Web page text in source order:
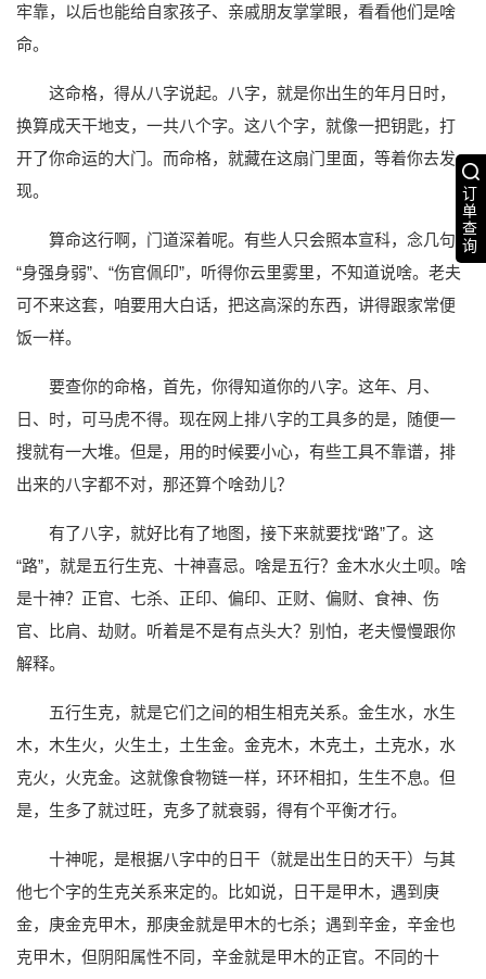
订
单
查
询
牢靠，以后也能给自家孩子、亲戚朋友掌掌眼，看看他们是啥
命。
这命格，得从八字说起。八字，就是你出生的年月日时，
换算成天干地支，一共八个字。这八个字，就像一把钥匙，打
开了你命运的大门。而命格，就藏在这扇门里面，等着你去发
现。
算命这行啊，门道深着呢。有些人只会照本宣科，念几句
“身强身弱”、“伤官佩印”，听得你云里雾里，不知道说啥。老夫
可不来这套，咱要用大白话，把这高深的东西，讲得跟家常便
饭一样。
要查你的命格，首先，你得知道你的八字。这年、月、
日、时，可马虎不得。现在网上排八字的工具多的是，随便一
搜就有一大堆。但是，用的时候要小心，有些工具不靠谱，排
出来的八字都不对，那还算个啥劲儿？
有了八字，就好比有了地图，接下来就要找“路”了。这
“路”，就是五行生克、十神喜忌。啥是五行？金木水火土呗。啥
是十神？正官、七杀、正印、偏印、正财、偏财、食神、伤
官、比肩、劫财。听着是不是有点头大？别怕，老夫慢慢跟你
解释。
五行生克，就是它们之间的相生相克关系。金生水，水生
木，木生火，火生土，土生金。金克木，木克土，土克水，水
克火，火克金。这就像食物链一样，环环相扣，生生不息。但
是，生多了就过旺，克多了就衰弱，得有个平衡才行。
十神呢，是根据八字中的日干（就是出生日的天干）与其
他七个字的生克关系来定的。比如说，日干是甲木，遇到庚
金，庚金克甲木，那庚金就是甲木的七杀；遇到辛金，辛金也
克甲木，但阴阳属性不同，辛金就是甲木的正官。不同的十